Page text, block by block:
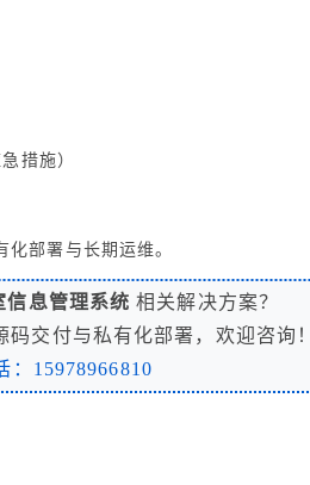
措施）
部署与长期运维。
息管理系统 相关解决方案？
交付与私有化部署，欢迎咨询！
：15978966810